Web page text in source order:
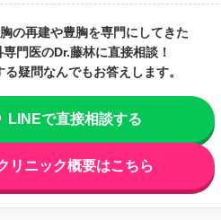
の再建や豊胸を専門にしてきた
門医のDr.藤林に直接相談！
る疑問なんでもお答えします。
LINEで直接相談する
リニック概要はこちら